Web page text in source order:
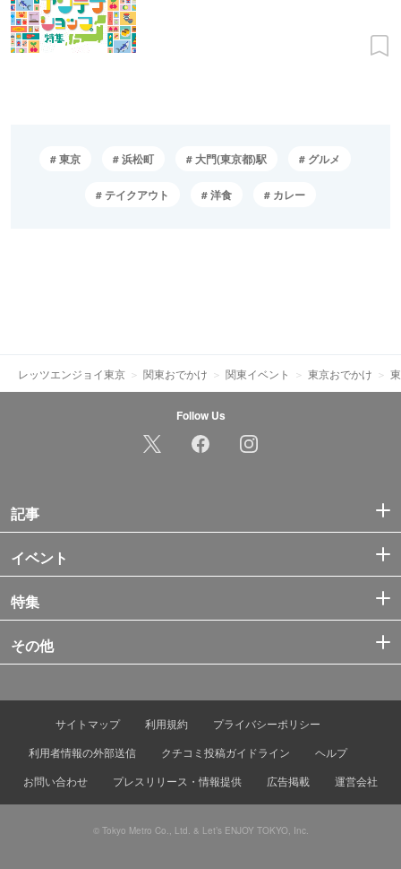
東京 浜松町 大門(東京都)駅 グルメ
テイクアウト 洋食 カレー
レッツエンジョイ東京 関東おでかけ 関東イベント 東京おでかけ
Follow Us
記事
イベント
特集
その他
サイトマップ 利用規約
プライバシーポリシー
利用者情報の外部送信
クチコミ投稿ガイドライン
ヘルプ
お問い合わせ
プレスリリース・情報提供 広告掲載 運営会社
© Tokyo Metro Co., Ltd. & Let’s ENJOY TOKYO, Inc.